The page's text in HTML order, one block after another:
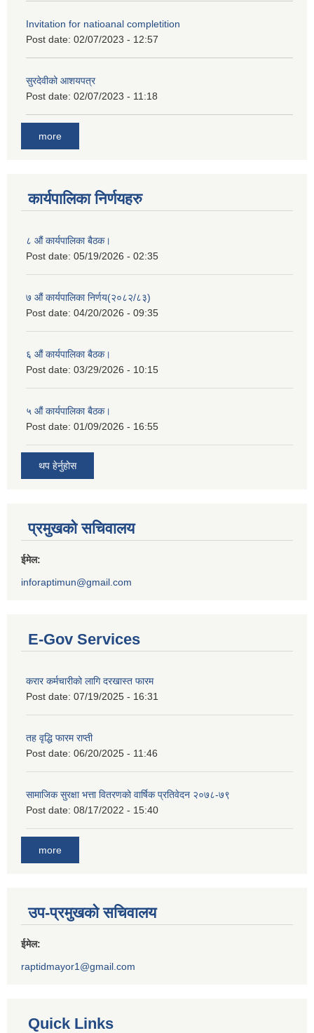
Invitation for natioanal completition
Post date: 02/07/2023 - 12:57
सुरदेवीको आशयपत्र
Post date: 02/07/2023 - 11:18
more
कार्यपालिका निर्णयहरु
८ औं कार्यपालिका बैठक।
Post date: 05/19/2026 - 02:35
७ औं कार्यपालिका निर्णय(२०८२/८३)
Post date: 04/20/2026 - 09:35
६ औं कार्यपालिका बैठक।
Post date: 03/29/2026 - 10:15
५ औं कार्यपालिका बैठक।
Post date: 01/09/2026 - 16:55
थप हेर्नुहोस
प्रमुखको सचिवालय
ईमेल:
inforaptimun@gmail.com
E-Gov Services
करार कर्मचारीको लागि दरखास्त फारम
Post date: 07/19/2025 - 16:31
तह वृद्धि फारम राप्ती
Post date: 06/20/2025 - 11:46
सामाजिक सुरक्षा भत्ता वितरणको वार्षिक प्रतिवेदन २०७८-७९
Post date: 08/17/2022 - 15:40
more
उप-प्रमुखको सचिवालय
ईमेल:
raptidmayor1@gmail.com
Quick Links